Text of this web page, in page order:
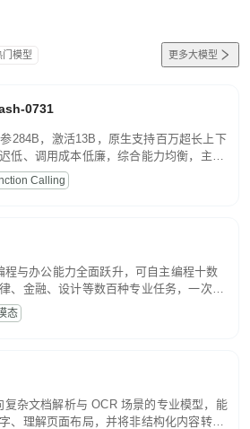
门模型 更多大模型
0731
284B，激活13B，原生支持百万超长上下
低、调用成本低廉，综合能力均衡，主打
日常对话、内容创作、基础 RAG、批量
Calling
与办公能力全面跃升，可自主编程十数
、金融、设计等数百种专业任务，一次对
原生视觉理解贯穿规划、执行与验证全流
的深度语义解析。长程任务中自主规划与
态
复杂文档解析与 OCR 场景的专业模型，能
、理解页面布局，并将非结构化内容转换